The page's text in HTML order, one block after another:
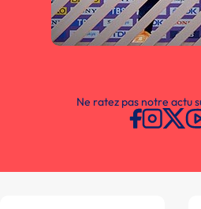
Ne ratez pas notre actu